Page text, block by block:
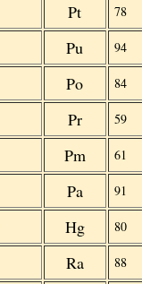
Pt 78
Pu 94
Po 84
Pr 59
Pm 61
Pa 91
Hg 80
Ra 88